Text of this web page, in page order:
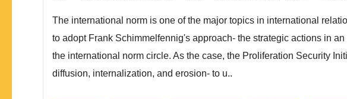
The international norm is one of the major topics in international
to adopt Frank Schimmelfennig's approach- the strategic actions in
the international norm circle. As the case, the Proliferation Security
diffusion, internalization, and erosion- to u..